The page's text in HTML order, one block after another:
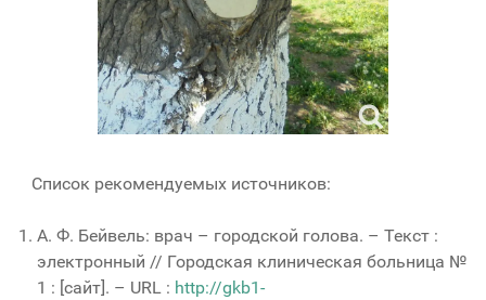
Список рекомендуемых источников:
А. Ф. Бейвель: врач – городской голова. – Текст :
электронный // Городская клиническая больница №
1 : [сайт]. – URL : http://gkb1-